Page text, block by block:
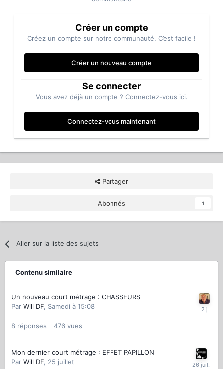
Créer un compte
Créez un compte sur notre communauté. C’est facile !
Créer un nouveau compte
Se connecter
Vous avez déjà un compte ? Connectez-vous ici.
Connectez-vous maintenant
Partager
Abonnés 1
Aller sur la liste des sujets
Contenu similaire
Un nouveau court métrage : CHASSEURS
Par Will DF, Samedi à 15:08
8 réponses 476 vues
Mon dernier court métrage : EFFET PAPILLON
Par Will DF, 25 juillet